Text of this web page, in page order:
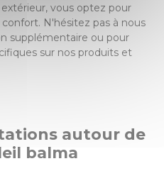
vous optez pour
N'hésitez pas à nous
supplémentaire ou pour
sur nos produits et
autour de
balma